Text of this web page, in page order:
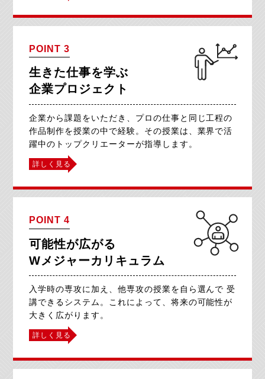
POINT 3
生きた仕事を学ぶ
企業プロジェクト
企業から課題をいただき、プロの仕事と 同じ工程の
作品制作を授業の中で経験。 その授業は、業界で活
躍中のトップクリエーターが指導します。
詳しく見る
POINT 4
可能性が広がる
Wメジャーカリキュラム
入学時の専攻に加え、他専攻の授業を自ら選んで受
講できるシステム。これによって、 将来の可能性が
大きく広がります。
詳しく見る